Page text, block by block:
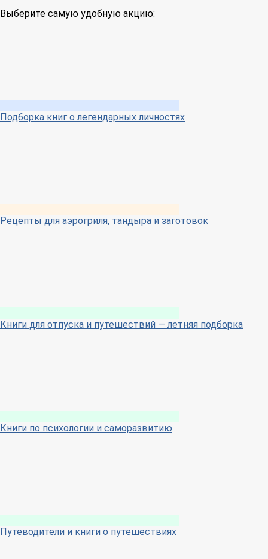
Выберите самую удобную акцию:
Подборка книг о легендарных личностях
Рецепты для аэрогриля, тандыра и заготовок
Книги для отпуска и путешествий — летняя подборка
Книги по психологии и саморазвитию
Путеводители и книги о путешествиях